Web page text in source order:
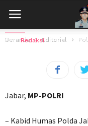
Beranda Editorial Polisi
Aksi diduga
Keras
Oleh Redaksi 6 Juli
Jabar, MP-POLRI
– Kabid Humas Polda